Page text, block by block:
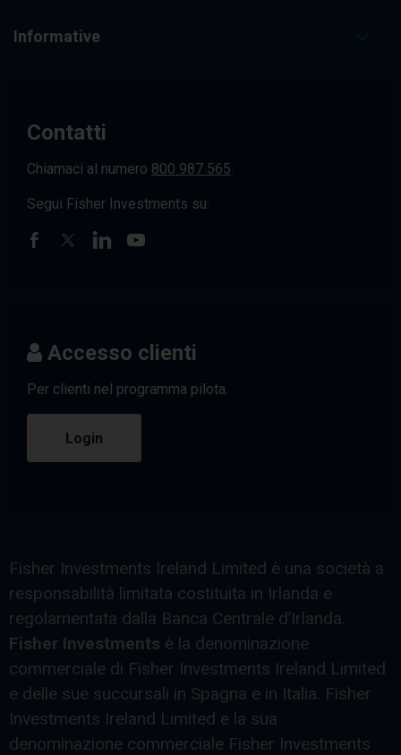
Informative
Contatti
Chiamaci al numero 800 987 565.
Segui Fisher Investments su:
Accesso clienti
Per clienti nel programma pilota.
Login
Fisher Investments Ireland Limited è una società a
responsabilità limitata costituita in Irlanda e
regolamentata dalla Banca Centrale d’Irlanda.
Fisher Investments è la denominazione
commerciale di Fisher Investments Ireland Limited
e delle sue succursali in Spagna e in Italia. Fisher
Investments Ireland Limited e la sua
denominazione commerciale Fisher Investments